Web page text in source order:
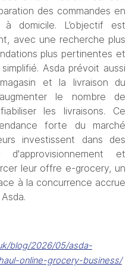
des commandes en
domicile. L’objectif est
avec une recherche plus
plus pertinentes et
Asda prévoit aussi
et la livraison du
le nombre de
les livraisons. Ce
forte du marché
investissent dans des
et
leur offre e-grocery, un
à la concurrence accrue
blog/2026/05/asda-
online-grocery-business/